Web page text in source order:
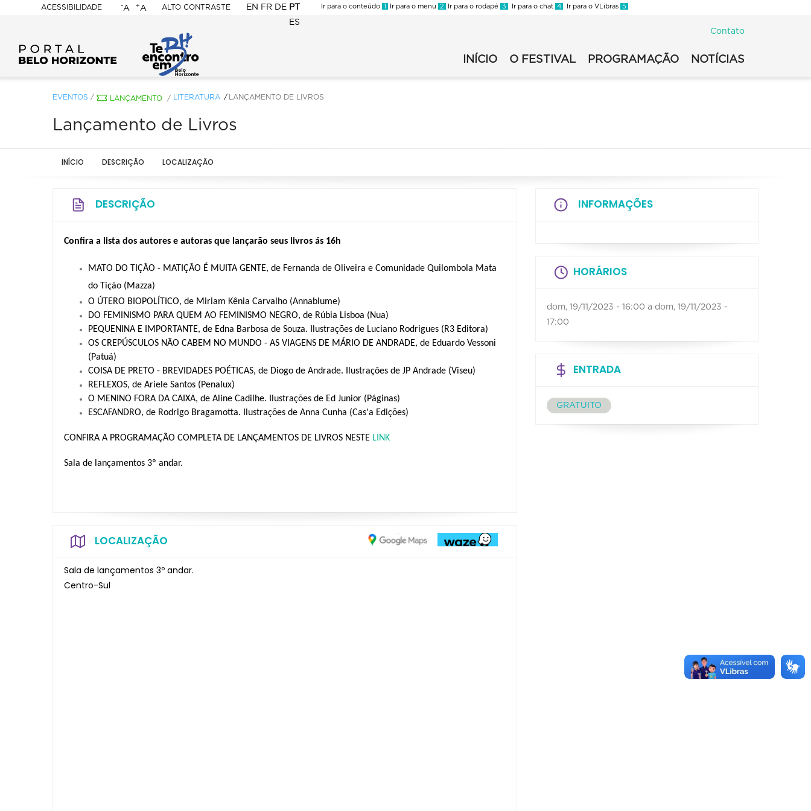
ACESSIBILIDADE
BELO
HORIZONTE
-A +A ALTO CONTRASTE EN FR DE PT
ES
Ir para o conteúdo 1 Ir para o menu 2 Ir para o rodapé 3 Ir para o chat 4 Ir para o VLibras 5
Contato
INÍCIO O FESTIVAL PROGRAMAÇÃO NOTÍCIAS
EVENTOS / LANÇAMENTO / LITERATURA LANÇAMENTO DE LIVROS
Lançamento de Livros
INÍCIO DESCRIÇÃO LOCALIZAÇÃO
DESCRIÇÃO
Confira a lista dos autores e autoras que lançarão seus livros ás 16h
MATO DO TIÇÃO - MATIÇÃO É MUITA GENTE, de Fernanda de Oliveira e Comunidade Quilombola Mata
do Tição (Mazza)
O ÚTERO BIOPOLÍTICO, de Miriam Kênia Carvalho (Annablume)
DO FEMINISMO PARA QUEM AO FEMINISMO NEGRO, de Rúbia Lisboa (Nua)
PEQUENINA E IMPORTANTE, de Edna Barbosa de Souza. Ilustrações de Luciano Rodrigues (R3 Editora)
OS CREPÚSCULOS NÃO CABEM NO MUNDO - AS VIAGENS DE MÁRIO DE ANDRADE, de Eduardo Vessoni
(Patuá)
COISA DE PRETO - BREVIDADES POÉTICAS, de Diogo de Andrade. Ilustrações de JP Andrade (Viseu)
REFLEXOS, de Ariele Santos (Penalux)
O MENINO FORA DA CAIXA, de Aline Cadilhe. Ilustrações de Ed Junior (Páginas)
ESCAFANDRO, de Rodrigo Bragamotta. Ilustrações de Anna Cunha (Cas'a Edições)
CONFIRA A PROGRAMAÇÃO COMPLETA DE LANÇAMENTOS DE LIVROS NESTE LINK
Sala de lançamentos 3º andar.
LOCALIZAÇÃO
Sala de lançamentos 3º andar.
Centro-Sul
INFORMAÇÕES
HORÁRIOS
dom, 19/11/2023 - 16:00 a dom, 19/11/2023 -
17:00
ENTRADA
GRATUITO